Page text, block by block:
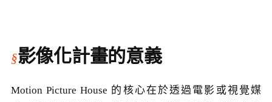
影像化計畫的意義
Motion Picture House 的核心在於透過電影或視覺媒